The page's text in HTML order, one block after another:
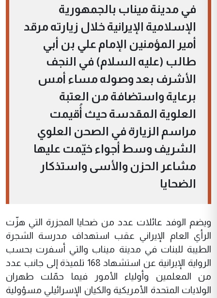
في مدينة ميناب بالجمهورية
الإسلامية الإيرانية خلال زيارته مرقد
أمير المؤمنين الإمام علي بن أبي
طالب (عليه السلام) في النجف
الأشرف بعد وصوله مساء أمس
برعاية واستضافة من العتبة
العلوية المقدسة حيث أُقيمت
مراسم الزيارة في الصحن العلوي
الشريف وسط أجواء خيّمت عليها
مشاعر الحزن والأسى واستذكار
الضحايا
ويضم الوفد عائلات عدد من ضحايا المجزرة التي هزّت
الرأي العام الإيراني عقب استهداف مدرسة الشجرة
الطيبة للبنات في مدينة ميناب والتي أسفرت بحسب
الرواية الإيرانية عن استشهاد 168 تلميذة إلى جانب عدد
من المعلمين وأولياء الأمور فيما حمّلت طهران
الولايات المتحدة الأمريكية والكيان الإسرائيلي مسؤولية